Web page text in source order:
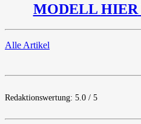
MODELL HIER
Alle Artikel
Redaktionswertung: 5.0 / 5